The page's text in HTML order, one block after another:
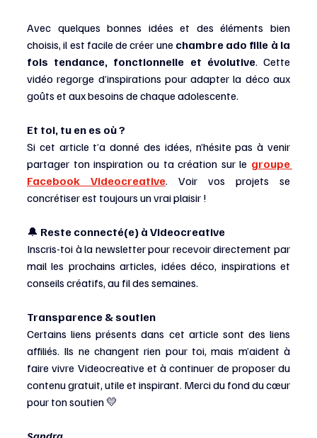
Avec quelques bonnes idées et des éléments bien
choisis, il est facile de créer une chambre ado fille à la
fois tendance, fonctionnelle et évolutive. Cette
vidéo regorge d’inspirations pour adapter la déco aux
goûts et aux besoins de chaque adolescente.
Et toi, tu en es où ?
Si cet article t’a donné des idées, n’hésite pas à venir
partager ton inspiration ou ta création sur le groupe
Facebook Videocreative. Voir vos projets se
concrétiser est toujours un vrai plaisir !
🔔 Reste connecté(e) à Videocreative
Inscris-toi à la newsletter pour recevoir directement par
mail les prochains articles, idées déco, inspirations et
conseils créatifs, au fil des semaines.
Transparence & soutien
Certains liens présents dans cet article sont des liens
affiliés. Ils ne changent rien pour toi, mais m’aident à
faire vivre Videocreative et à continuer de proposer du
contenu gratuit, utile et inspirant. Merci du fond du cœur
pour ton soutien 💛